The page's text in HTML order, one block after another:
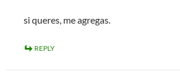
si queres, me agregas.
REPLY